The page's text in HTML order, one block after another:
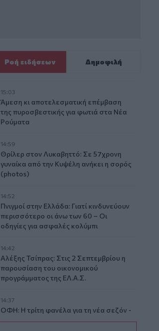
Ροή ειδήσεων Δημοφιλή
15:03
Άμεση κι αποτελεσματική επέμβαση
της πυροσβεστικής για φωτιά στα Νέα
Ρούματα
14:59
Θρίλερ στον Λυκαβηττό: Σε 57χρονη
γυναίκα από την Κυψέλη ανήκει η σορός
(photos)
14:52
Πνιγμοί στην Ελλάδα: Γιατί κινδυνεύουν
περισσότερο οι άνω των 60 – Οι
οδηγίες για ασφαλές κολύμπι
14:42
Αλέξης Τσίπρας: Στις 2 Σεπτεμβρίου η
παρουσίαση του οικονομικού
προγράμματος της ΕΛ.Α.Σ.
14:37
ΟΦΗ: Η τρίτη φανέλα για τη νέα σεζόν -
«Το πορτοκαλί που κουβαλά την